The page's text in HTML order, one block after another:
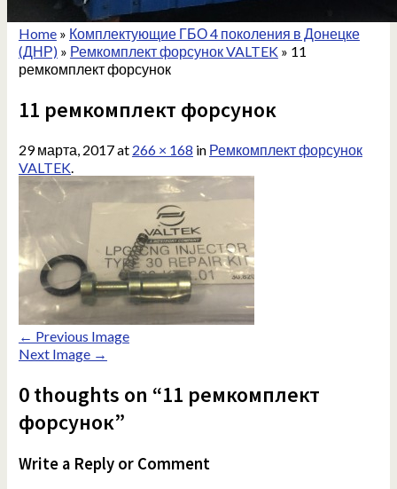
Home» Комплектующие ГБО 4 поколения в Донецке
(ДНР)» Ремкомплект форсунок VALTEK» 11
ремкомплект форсунок
11 ремкомплект форсунок
29 марта, 2017at 266 × 168 in Ремкомплект форсунок
VALTEK.
← Previous Image
Next Image →
0 thoughts on “11 ремкомплект
форсунок”
Write a Reply or Comment